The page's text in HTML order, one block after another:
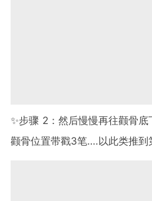
✨步骤 2：然后慢慢再往颧骨
颧骨位置带戳3笔….以此类推到